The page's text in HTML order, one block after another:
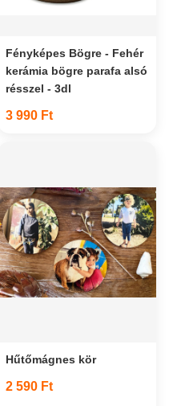
Fényképes Bögre - Fehér
kerámia bögre parafa alsó
résszel - 3dl
3 990 Ft
Hűtőmágnes kör
2 590 Ft